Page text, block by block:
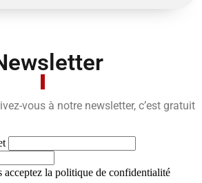
vous à notre newsletter, c’est gratuit
acceptez la politique de confidentialité